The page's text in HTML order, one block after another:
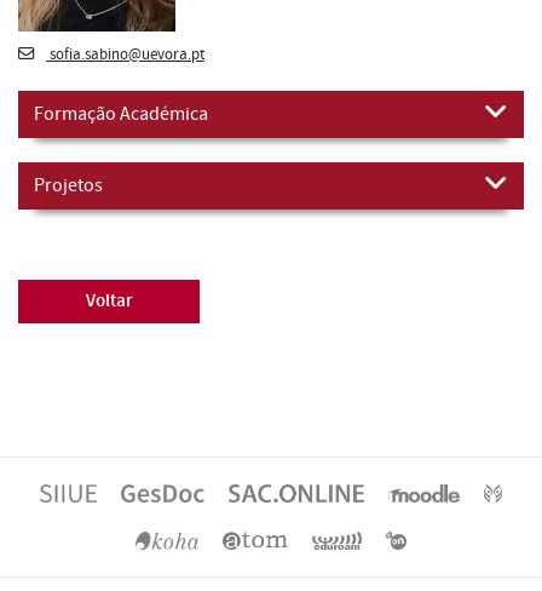
sofia.sabino@uevora.pt
Formação Académica
Projetos
Voltar